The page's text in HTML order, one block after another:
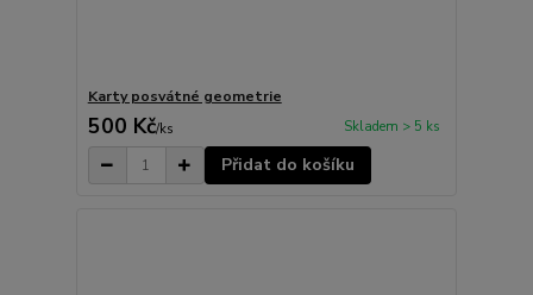
Karty posvátné geometrie
500 Kč/ks Skladem > 5 ks
Přidat do košíku